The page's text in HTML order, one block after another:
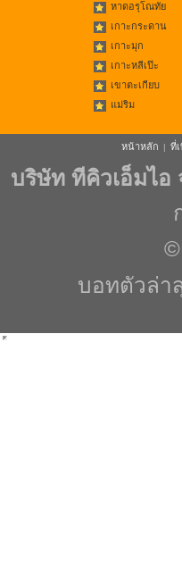
หาดอรุโณทัย
เกาะกระดาน
เกาะมุก
เกาะหลีเป๊ะ
เขาตะเกียบ
แม่ริม
หน้าหลัก | ที่
บริษัท ทีคิวเอ็มไอ
©
บอทตัวล่า